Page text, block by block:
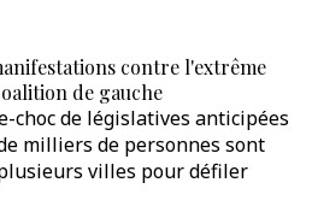
contre l'extrême
de gauche
choc de législatives anticipées
milliers de personnes sont
villes pour défiler